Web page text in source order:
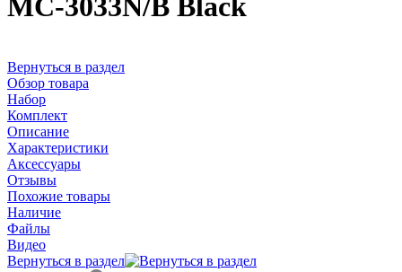
MC-3033N/B Black
Вернуться в раздел
Обзор товара
Набор
Комплект
Описание
Характеристики
Аксессуары
Отзывы
Похожие товары
Наличие
Файлы
Видео
Вернуться в раздел